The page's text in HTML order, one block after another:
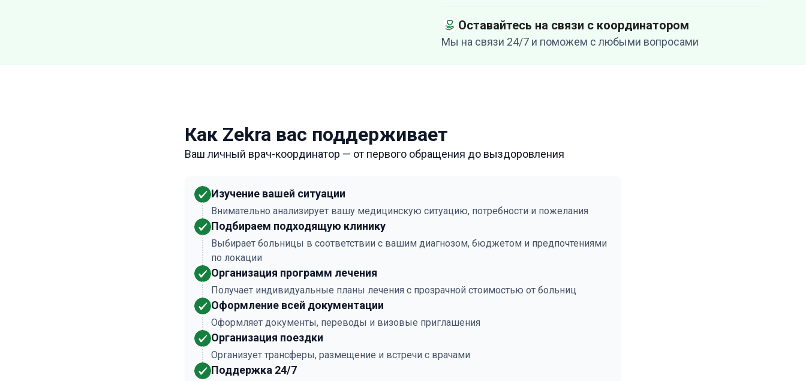
Оставайтесь на связи с координатором
Мы на связи 24/7 и поможем с любыми вопросами
Как Zekra вас поддерживает
Ваш личный врач-координатор — от первого обращения до выздоровления
Изучение вашей ситуации
Внимательно анализирует вашу медицинскую ситуацию, потребности и пожелания
Подбираем подходящую клинику
Выбирает больницы в соответствии с вашим диагнозом, бюджетом и предпочтениями
по локации
Организация программ лечения
Получает индивидуальные планы лечения с прозрачной стоимостью от больниц
Оформление всей документации
Оформляет документы, переводы и визовые приглашения
Организация поездки
Организует трансферы, размещение и встречи с врачами
Поддержка 24/7